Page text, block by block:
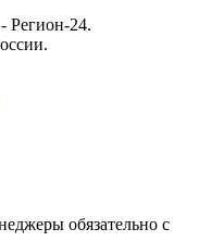
Регион-24.
обязательно с